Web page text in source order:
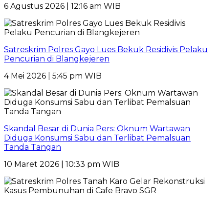
6 Agustus 2026 | 12:16 am WIB
Satreskrim Polres Gayo Lues Bekuk Residivis Pelaku
Pencurian di Blangkejeren
4 Mei 2026 | 5:45 pm WIB
Skandal Besar di Dunia Pers: Oknum Wartawan
Diduga Konsumsi Sabu dan Terlibat Pemalsuan
Tanda Tangan
10 Maret 2026 | 10:33 pm WIB